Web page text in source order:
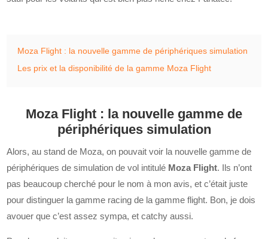
Moza Flight : la nouvelle gamme de périphériques simulation
Les prix et la disponibilité de la gamme Moza Flight
Moza Flight : la nouvelle gamme de
périphériques simulation
Alors, au stand de Moza, on pouvait voir la nouvelle gamme de
périphériques de simulation de vol intitulé Moza Flight. Ils n’ont
pas beaucoup cherché pour le nom à mon avis, et c’était juste
pour distinguer la gamme racing de la gamme flight. Bon, je dois
avouer que c’est assez sympa, et catchy aussi.